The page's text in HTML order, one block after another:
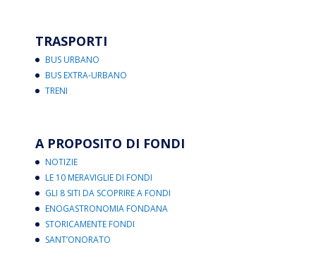
TRASPORTI
BUS URBANO
BUS EXTRA-URBANO
TRENI
A PROPOSITO DI FONDI
NOTIZIE
LE 10 MERAVIGLIE DI FONDI
GLI 8 SITI DA SCOPRIRE A FONDI
ENOGASTRONOMIA FONDANA
STORICAMENTE FONDI
SANT’ONORATO